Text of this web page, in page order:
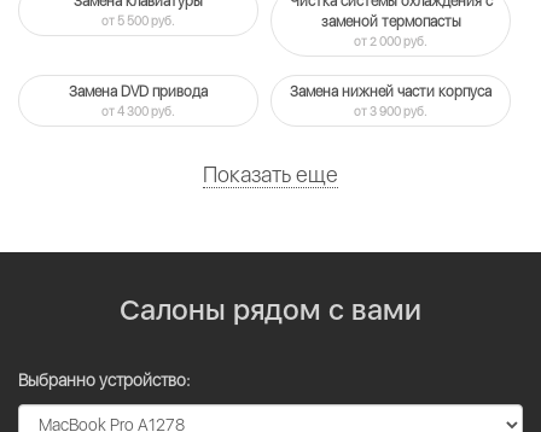
от 5 500 руб.
заменой термопасты
от 2 000 руб.
Замена DVD привода
от 4 300 руб.
Замена нижней части корпуса
от 3 900 руб.
Показать еще
Салоны рядом с вами
Выбранно устройство: